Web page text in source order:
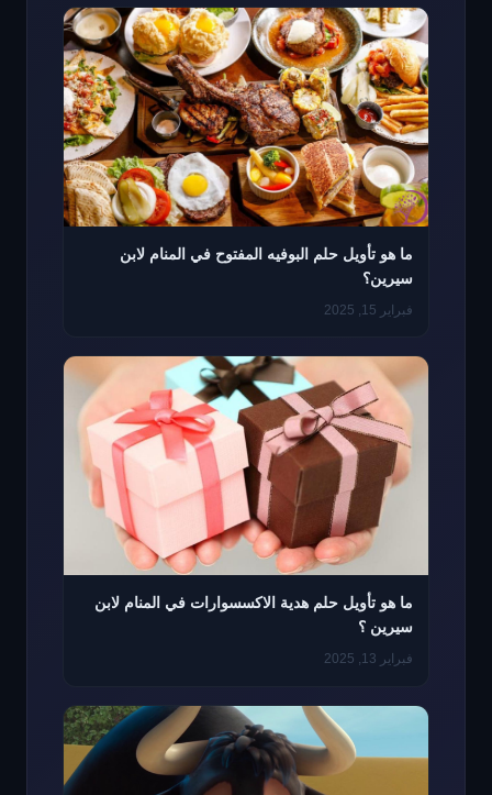
ما هو تأويل حلم البوفيه المفتوح في المنام لابن
سيرين؟
فبراير 15, 2025
ما هو تأويل حلم هدية الاكسسوارات في المنام لابن
سيرين ؟
فبراير 13, 2025